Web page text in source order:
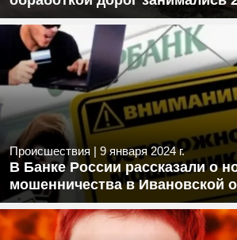
Происшествия | 9 января 2024 г.
В Банке России рассказали о
мошенничества в Ивановской